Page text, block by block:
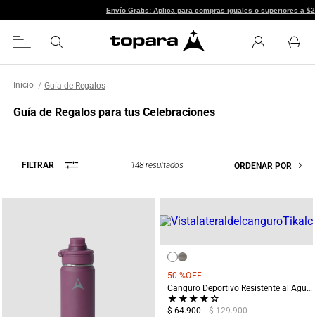
Envío Gratis: Aplica para compras
Guía de Regalos
Guía de Regalos para tus Celebraciones
FILTRAR 148resultados ORDENAR POR
50 %OFF
Canguro Deportivo Resistente al Agua Tikal Rosado
★★★★☆
$ 64.900 $ 129.900